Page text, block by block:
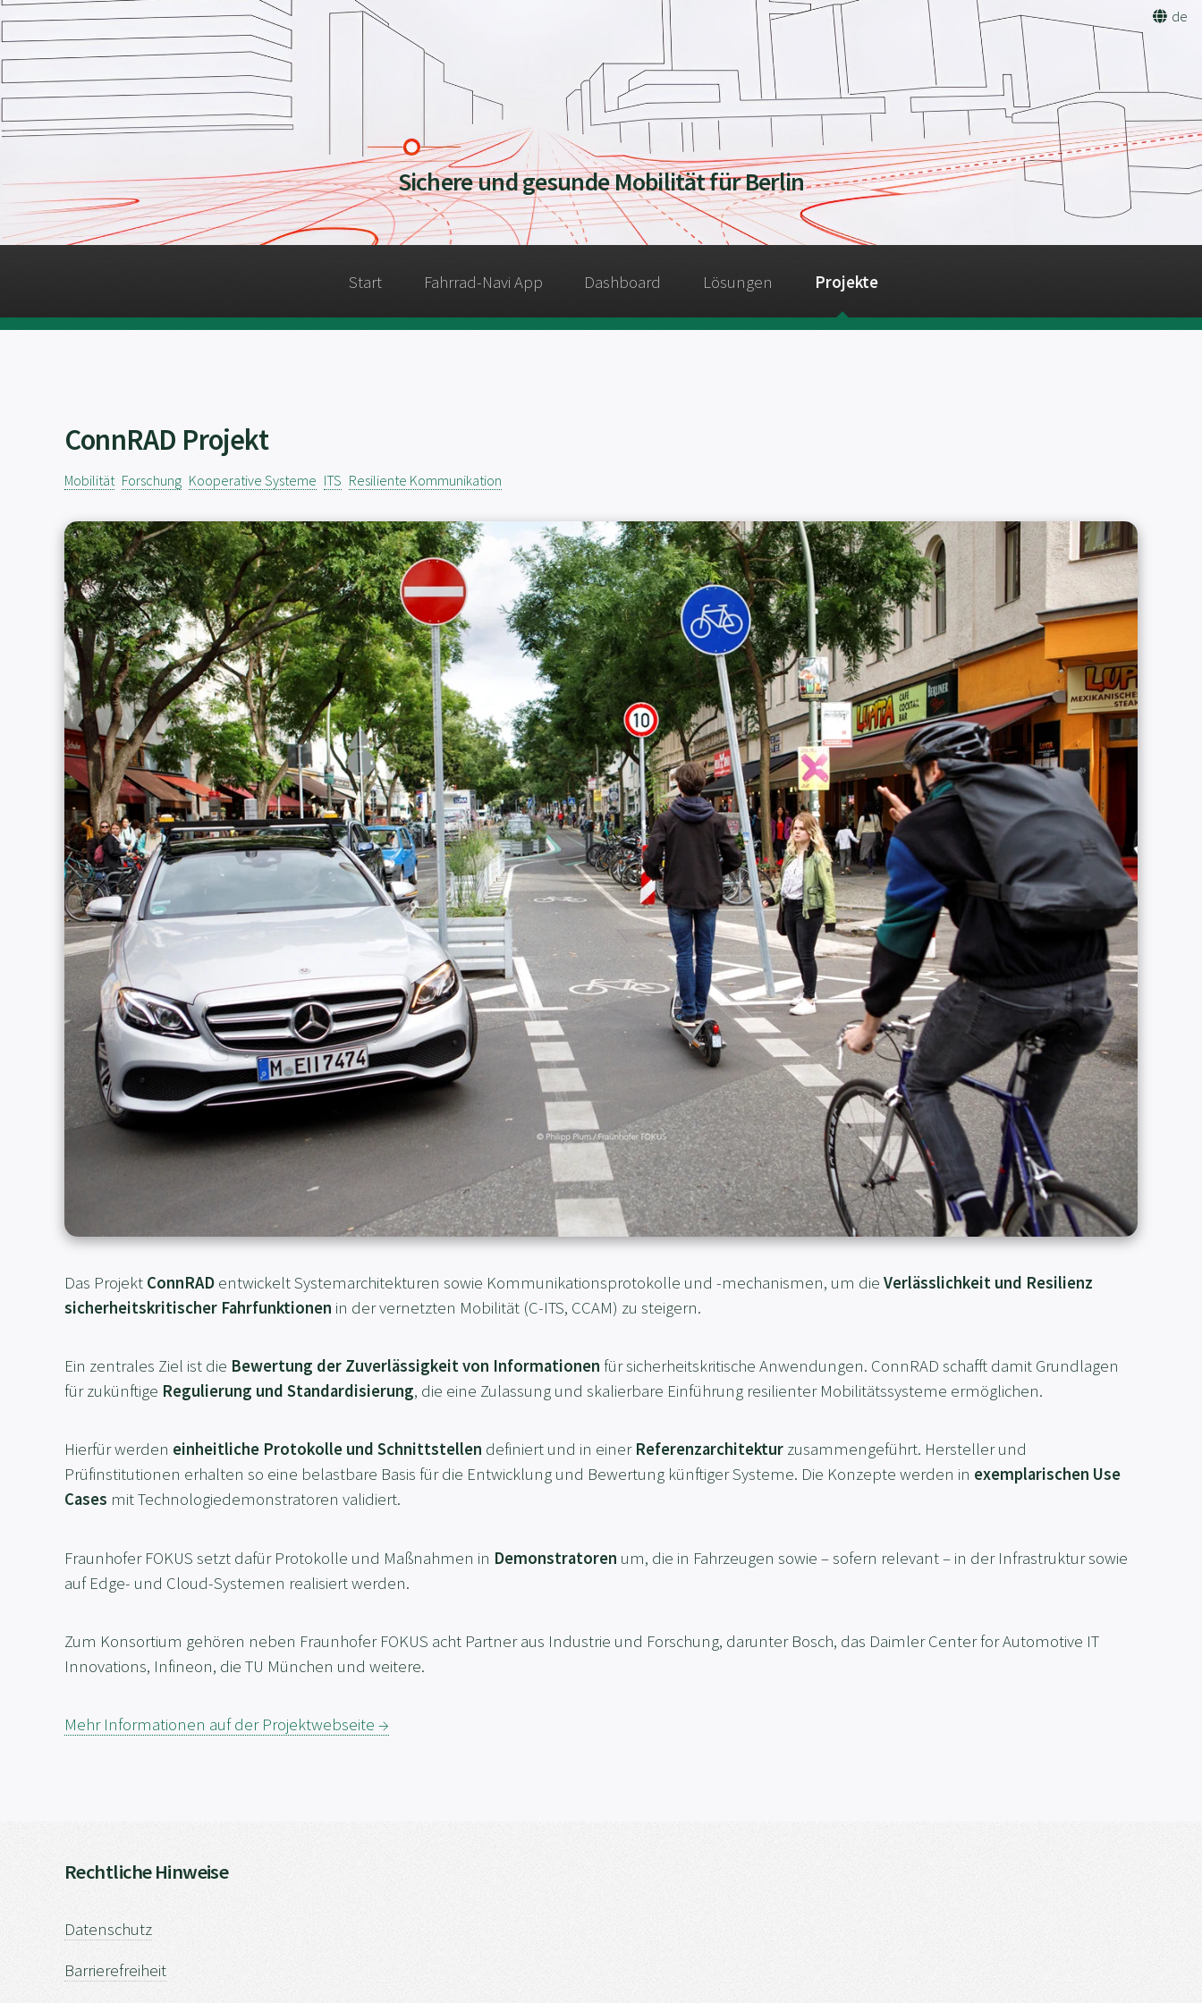
de
Sichere und gesunde Mobilität für Berlin
Start Fahrrad-Navi App Dashboard Lösungen Projekte
ConnRAD Projekt
Mobilität Forschung Kooperative Systeme ITS Resiliente Kommunikation
Das Projekt ConnRAD entwickelt Systemarchitekturen sowie Kommunikationsprotokolle und -mechanismen, um die Verlässlichkeit und Resilienz
sicherheitskritischer Fahrfunktionen in der vernetzten Mobilität (C-ITS, CCAM) zu steigern.
Ein zentrales Ziel ist die Bewertung der Zuverlässigkeit von Informationen für sicherheitskritische Anwendungen. ConnRAD schafft damit Grundlagen
für zukünftige Regulierung und Standardisierung, die eine Zulassung und skalierbare Einführung resilienter Mobilitätssysteme ermöglichen.
Hierfür werden einheitliche Protokolle und Schnittstellen definiert und in einer Referenzarchitektur zusammengeführt. Hersteller und
Prüfinstitutionen erhalten so eine belastbare Basis für die Entwicklung und Bewertung künftiger Systeme. Die Konzepte werden in exemplarischen Use
Cases mit Technologiedemonstratoren validiert.
Fraunhofer FOKUS setzt dafür Protokolle und Maßnahmen in Demonstratoren um, die in Fahrzeugen sowie – sofern relevant – in der Infrastruktur sowie
auf Edge- und Cloud-Systemen realisiert werden.
Zum Konsortium gehören neben Fraunhofer FOKUS acht Partner aus Industrie und Forschung, darunter Bosch, das Daimler Center for Automotive IT
Innovations, Infineon, die TU München und weitere.
Mehr Informationen auf der Projektwebseite →
Rechtliche Hinweise
Datenschutz
Barrierefreiheit